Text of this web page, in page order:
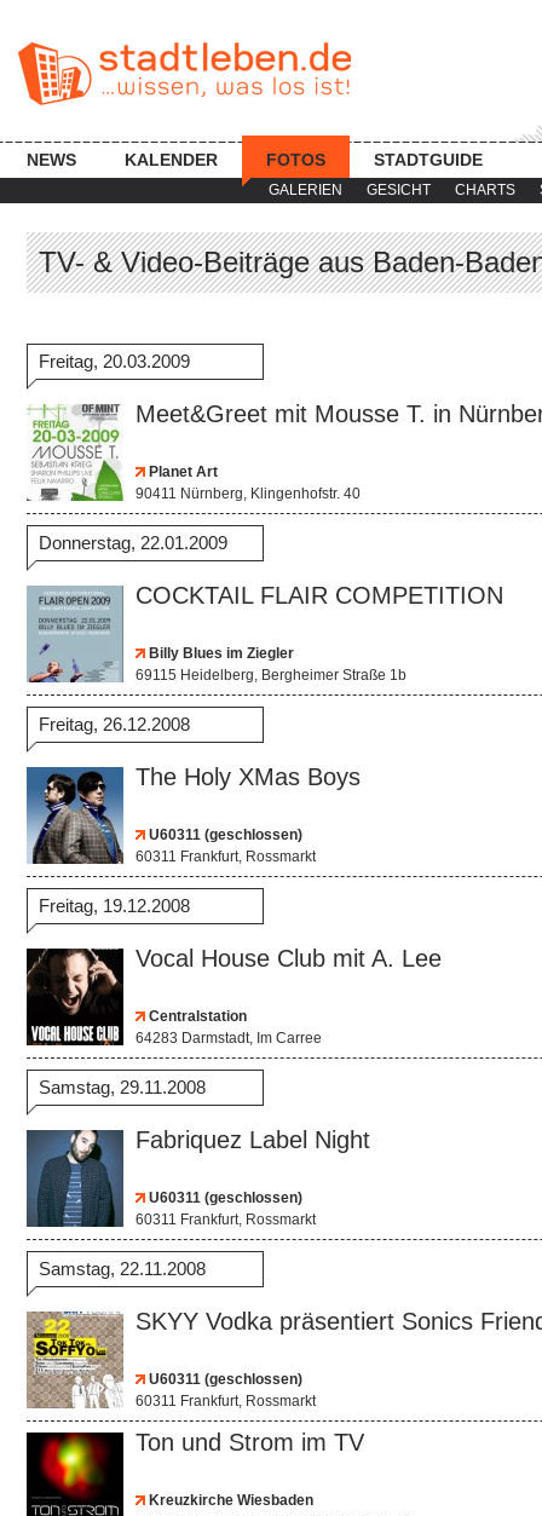
GALERIEN GESICHT CHARTS
NEWS KALENDER FOTOS STADTGUIDE
TV- & Video-Beiträge aus Baden-
Freitag, 20.03.2009
Meet&Greet mit Mousse T. in
Planet Art
90411 Nürnberg, Klingenhofstr. 40
Donnerstag, 22.01.2009
COCKTAIL FLAIR COMPETITION
Billy Blues im Ziegler
69115 Heidelberg, Bergheimer Straße 1b
Freitag, 26.12.2008
The Holy XMas Boys
U60311 (geschlossen)
60311 Frankfurt, Rossmarkt
Freitag, 19.12.2008
Vocal House Club mit A. Lee
Centralstation
64283 Darmstadt, Im Carree
Samstag, 29.11.2008
Fabriquez Label Night
U60311 (geschlossen)
60311 Frankfurt, Rossmarkt
Samstag, 22.11.2008
SKYY Vodka präsentiert Sonics
U60311 (geschlossen)
60311 Frankfurt, Rossmarkt
Ton und Strom im TV
Kreuzkirche Wiesbaden